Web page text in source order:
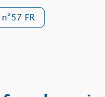
FR